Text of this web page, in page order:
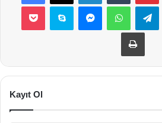
Pocket Skype Messenger
Kayıt Ol